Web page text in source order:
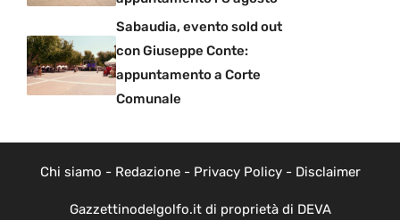
Sabaudia, evento sold out
con Giuseppe Conte:
appuntamento a Corte
Comunale
Chi siamo - Redazione- Privacy Policy- Disclaimer
Gazzettinodelgolfo.it di proprietà di DEVA